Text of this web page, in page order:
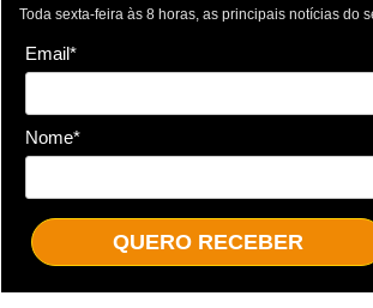
Toda sexta-feira às 8 horas, as principais notícias do
Email*
Nome*
QUERO RECEBER